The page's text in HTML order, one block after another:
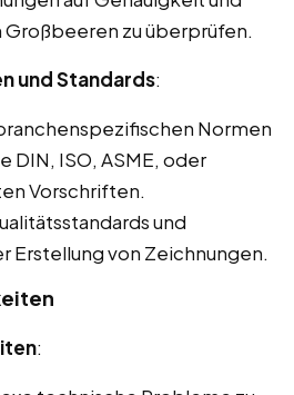
zu überprüfen.
und Standards:
Normen
DIN, ISO, ASME, oder
Vorschriften.
und
Erstellung von Zeichnungen.
: